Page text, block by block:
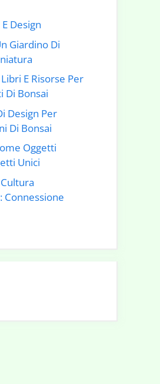
Design
Giardino Di
E Risorse Per
Di Bonsai
Design Per
Di Bonsai
Oggetti
Unici
Connessione